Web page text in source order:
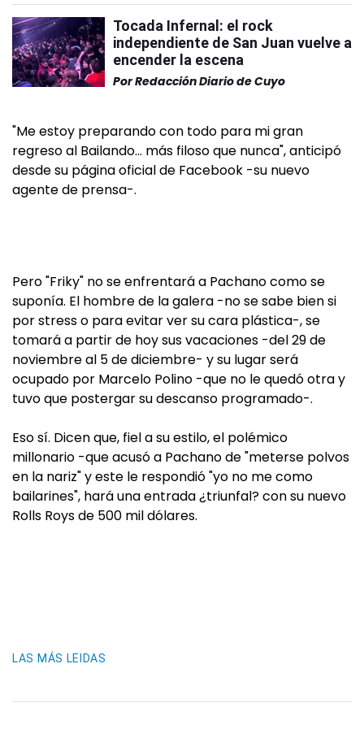
Tocada Infernal: el rock
independiente de San Juan vuelve a
encender la escena
PorRedacción Diario de Cuyo
"Me estoy preparando con todo para mi gran
regreso al Bailando… más filoso que nunca", anticipó
desde su página oficial de Facebook -su nuevo
agente de prensa-.
Pero "Friky" no se enfrentará a Pachano como se
suponía. El hombre de la galera -no se sabe bien si
por stress o para evitar ver su cara plástica-, se
tomará a partir de hoy sus vacaciones -del 29 de
noviembre al 5 de diciembre- y su lugar será
ocupado por Marcelo Polino -que no le quedó otra y
tuvo que postergar su descanso programado-.
Eso sí. Dicen que, fiel a su estilo, el polémico
millonario -que acusó a Pachano de "meterse polvos
en la nariz" y este le respondió "yo no me como
bailarines", hará una entrada ¿triunfal? con su nuevo
Rolls Roys de 500 mil dólares.
LAS MÁS LEIDAS